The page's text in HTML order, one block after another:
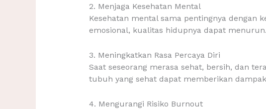
2. Menjaga Kesehatan Mental
Kesehatan mental sama pentingnya dengan
emosional, kualitas hidupnya dapat
3. Meningkatkan Rasa Percaya Diri
Saat seseorang merasa sehat, bersih, dan
tubuh yang sehat dapat memberikan
4. Mengurangi Risiko Burnout